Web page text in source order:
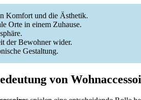
Komfort und die Ästhetik.
Orte in einem Zuhause.
der Bewohner wider.
Gestaltung.
von